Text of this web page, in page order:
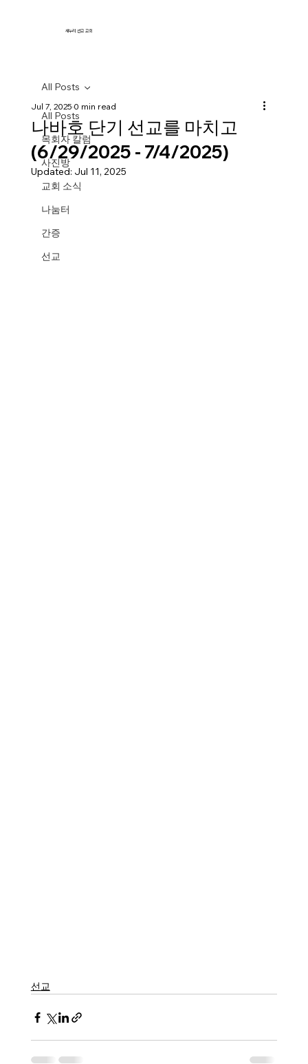
새누리 선교 교회
All Posts
목회자 칼럼
사진방
교회 소식
나눔터
간증
선교
All Posts
나바호 단기 선교를 마치고
(6/29/2025 - 7/4/2025)
Jul 7, 20250 min read
Updated: Jul 11, 2025
선교